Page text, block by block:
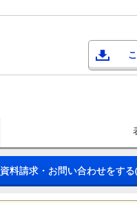
資料請求・お問い合わせをする